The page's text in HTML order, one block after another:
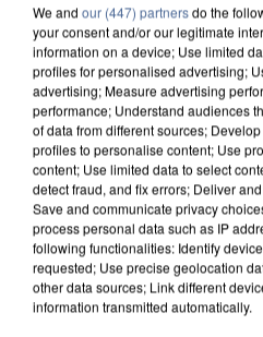
APRÈS TOUTES CES
DE FAUNE SAUVAGE
We and our (447) partnersdo the
your consent and/or our legitimate
information on a device; Use limited
profiles for personalised advertising;
advertising; Measure advertising
performance; Understand audiences
of data from different sources;
profiles to personalise content; Use
content; Use limited data to select
detect fraud, and fix errors; Deliver
Save and communicate privacy
process personal data such as IP
following functionalities: Identify
requested; Use precise geolocation
other data sources; Link different
information transmitted automatically.